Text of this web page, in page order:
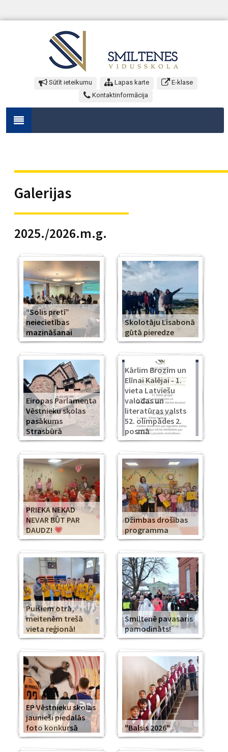
Sūtīt ieteikumu Lapas karte
E-klase
Kontaktinformācija
Galerijas
2025./2026.m.g.
“Solis pretī”
neiecietības
mazināšanai
Skolotāju Lisabonā
gūtā pieredze
Eiropas Parlamenta
Vēstnieku skolas
pasākums
Strasbūrā
Kārlim Brozim un
Elīnai Kalējai - 1.
vieta Latviešu
valodas un
literatūras valsts
52. olimpādes 2.
posmā
PRIEKA NEKAD
NEVAR BŪT PAR
DAUDZ!
Džimbas drošības
programma
Puišiem otrā,
meitenēm trešā
vieta reģionā!
Smiltenē pavasaris
pamodināts!
EP Vēstnieku skolas
jaunieši piedalās
foto konkursā
"Balsis 2026"